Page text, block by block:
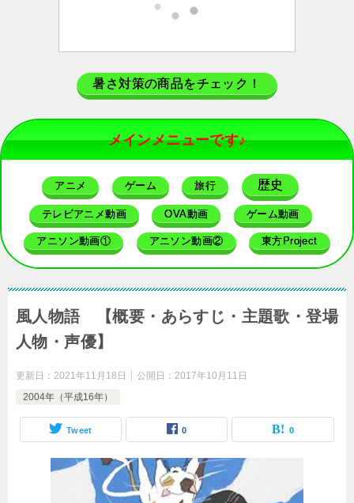
暑さ対策の商品をチェック！
メインメニューです♪
アニメ ゲーム 旅行 歴史
テレビアニメ動画 OVA動画 ゲーム動画
アニソン動画① アニソン動画② 東方Project
風人物語 【概要・あらすじ・主題歌・登場
人物・声優】
更新日： 2021年11月18日 公開日： 2017年10月11日
2004年（平成16年）
Tweet 0 0